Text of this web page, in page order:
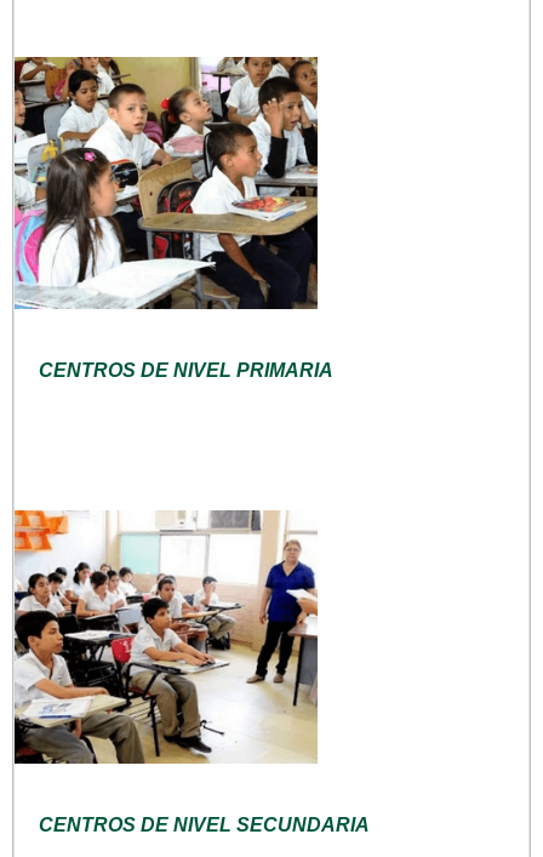
CENTROS DE NIVEL PRIMARIA
CENTROS DE NIVEL SECUNDARIA